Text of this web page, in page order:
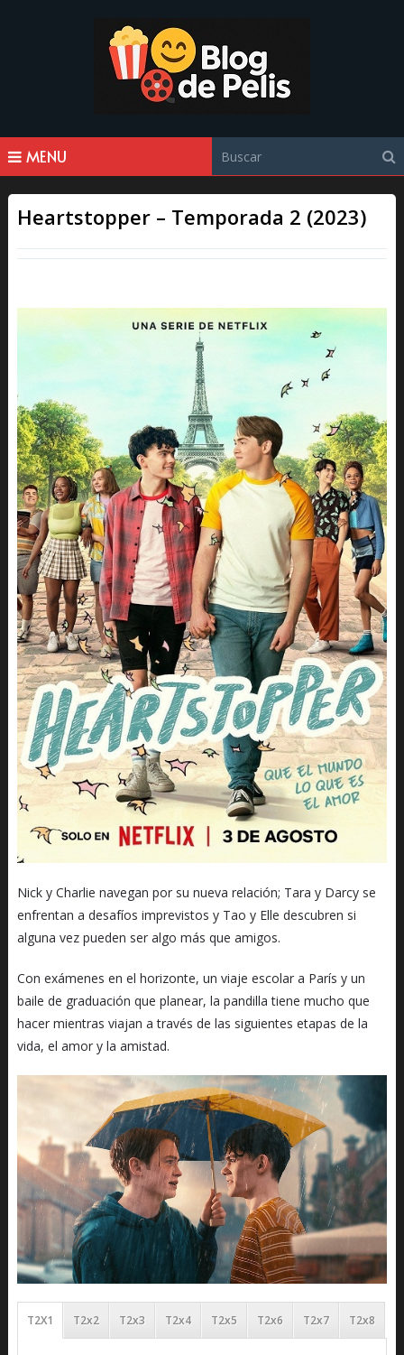
MENU
Heartstopper – Temporada 2 (2023)
Nick y Charlie navegan por su nueva relación; Tara y Darcy se
enfrentan a desafíos imprevistos y Tao y Elle descubren si
alguna vez pueden ser algo más que amigos.
Con exámenes en el horizonte, un viaje escolar a París y un
baile de graduación que planear, la pandilla tiene mucho que
hacer mientras viajan a través de las siguientes etapas de la
vida, el amor y la amistad.
T2X1 T2x2 T2x3 T2x4 T2x5 T2x6 T2x7 T2x8